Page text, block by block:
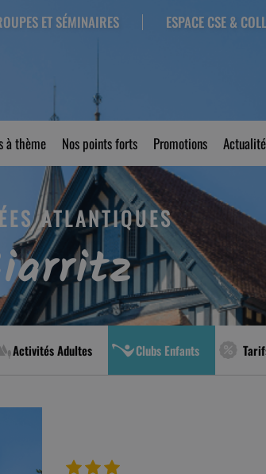
ET SÉMINAIRES ESPACE CSE &
à thème Nos points forts Promotions
ATLANTIQUES
Activités Adultes Clubs Enfants